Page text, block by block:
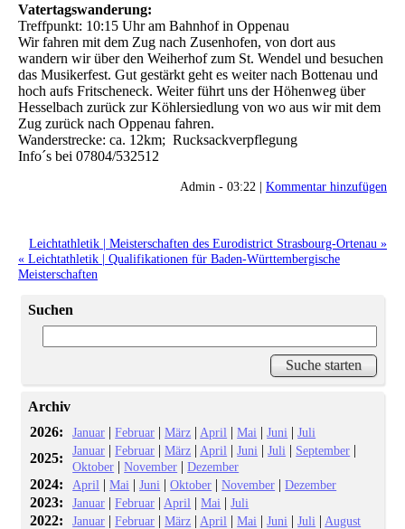
Vatertagswanderung:
Treffpunkt: 10:15 Uhr am Bahnhof in Oppenau
Wir fahren mit dem Zug nach Zusenhofen, von dort aus
wandern wir über den Weiherhof zum St. Wendel und besuchen
das Musikerfest. Gut gestärkt geht es weiter nach Bottenau und
hoch aufs Fritscheneck. Weiter führt uns der Höhenweg über
Hesselbach zurück zur Köhlersiedlung von wo aus wir mit dem
Zug zurück nach Oppenau fahren.
Wanderstrecke: ca. 12km; Rucksackverpflegung
Info´s bei 07804/532512
Admin - 03:22 | Kommentar hinzufügen
Leichtathletik | Meisterschaften des Eurodistrict Strasbourg-Ortenau »
« Leichtathletik | Qualifikationen für Baden-Württembergische
Meisterschaften
Suchen
Archiv
2026:
Januar |Februar |März | April |Mai |Juni |Juli
2025: Januar |Februar |März | April |Juni |Juli | September |
Oktober |November |Dezember
2024: April |Mai |Juni |Oktober |November |Dezember
2023: Januar |Februar | April |Mai |Juli
2022: Januar |Februar |März | April |Mai |Juni |Juli | August